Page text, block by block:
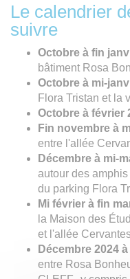
Le calendrier
suivre
Octobre à fin
bâtiment Rosa
Octobre à mi-
Flora Tristan et la
Octobre à février
Fin novembre à
entre l'allée
Décembre à mi-
autour des
du parking Flora
Mi février à fin
la Maison des
et l'allée
Décembre 2024
entre Rosa